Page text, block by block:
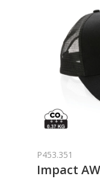
P453.351
Impact